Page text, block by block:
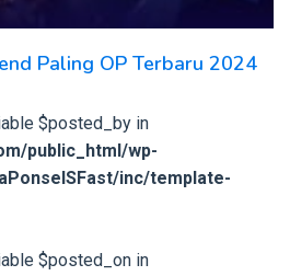
Paling OP Terbaru 2024
$posted_by in
public_html/wp-
inc/template-
$posted_on in